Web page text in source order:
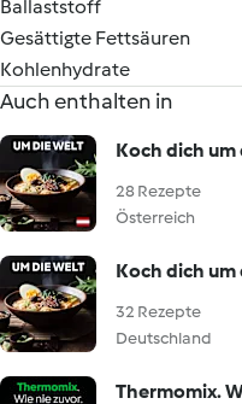
Ballaststoff
Gesättigte Fettsäuren
Kohlenhydrate
Auch enthalten in
Koch dich um
28 Rezepte
Österreich
Koch dich um
32 Rezepte
Deutschland
Thermomix.